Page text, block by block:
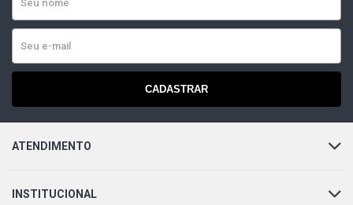
CADASTRAR
ATENDIMENTO
INSTITUCIONAL